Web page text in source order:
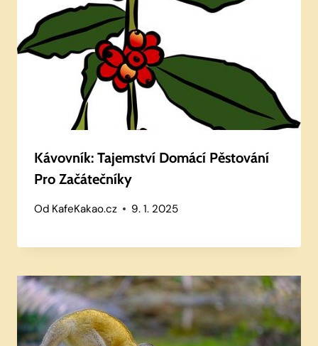
Kávovník: Tajemství Domácí Pěstování
Pro Začátečníky
Od KafeKakao.cz 9. 1. 2025